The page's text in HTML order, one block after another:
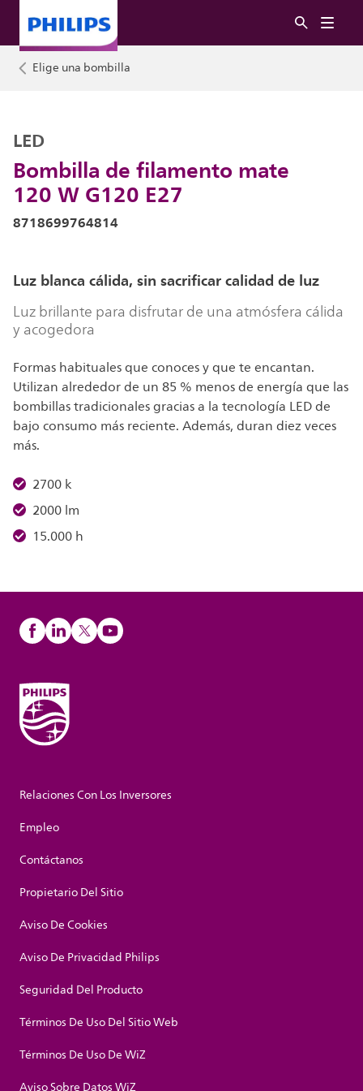
Elige una bombilla
Bombilla de filamento mate
120 W G120 E27
LED
8718699764814
Luz blanca cálida, sin sacrificar calidad de luz
Luz brillante para disfrutar de una atmósfera cálida
y acogedora
Formas habituales que conoces y que te encantan.
Utilizan alrededor de un 85 % menos de energía que las
bombillas tradicionales gracias a la tecnología LED de
bajo consumo más reciente. Además, duran diez veces
más.
2700 k
2000 lm
15.000 h
Relaciones Con Los Inversores
Empleo
Contáctanos
Propietario Del Sitio
Aviso De Cookies
Aviso De Privacidad Philips
Seguridad Del Producto
Términos De Uso Del Sitio Web
Términos De Uso De WiZ